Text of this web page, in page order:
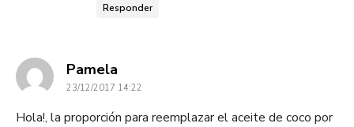
Responder
Pamela
23/12/2017 14:22
Hola!, la proporción para reemplazar el aceite de coco por